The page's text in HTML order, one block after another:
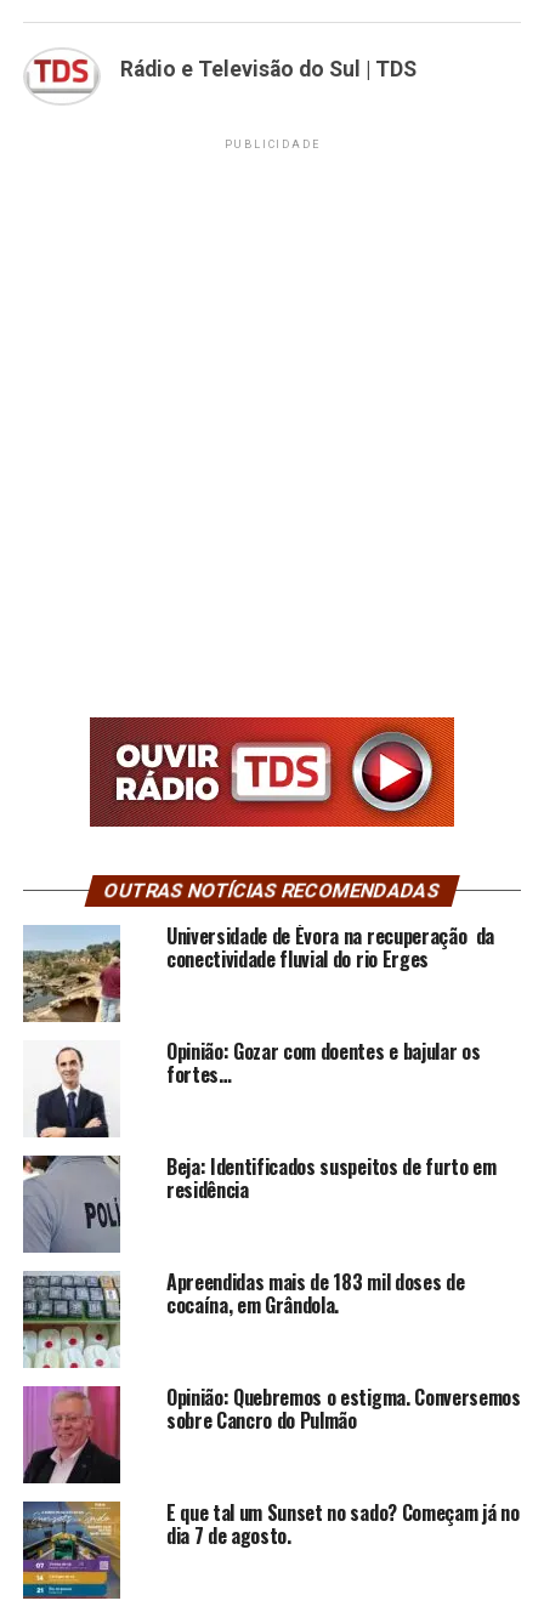
Rádio e Televisão do Sul | TDS
PUBLICIDADE
OUTRAS NOTÍCIAS RECOMENDADAS
Universidade de Évora na recuperação da
conectividade fluvial do rio Erges
Opinião: Gozar com doentes e bajular os
fortes…
Beja: Identificados suspeitos de furto em
residência
Apreendidas mais de 183 mil doses de
cocaína, em Grândola.
Opinião: Quebremos o estigma. Conversemos
sobre Cancro do Pulmão
E que tal um Sunset no sado? Começam já no
dia 7 de agosto.